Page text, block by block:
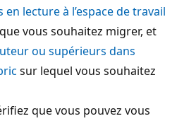
en lecture à l’espace de travail
que vous souhaitez migrer, et
ou supérieurs dans
sur lequel vous souhaitez
que vous pouvez vous